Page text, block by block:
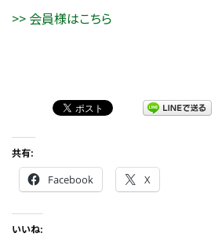
>> 会員様はこちら
共有:
Facebook X
いいね: